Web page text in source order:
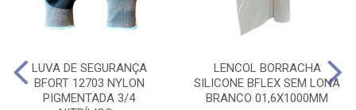
LUVA DE SEGURANÇA
BFORT 12703 NYLON
PIGMENTADA 3/4
LENCOL BORRACHA
SILICONE BFLEX SEM LONA
BRANCO 01,6X1000MM